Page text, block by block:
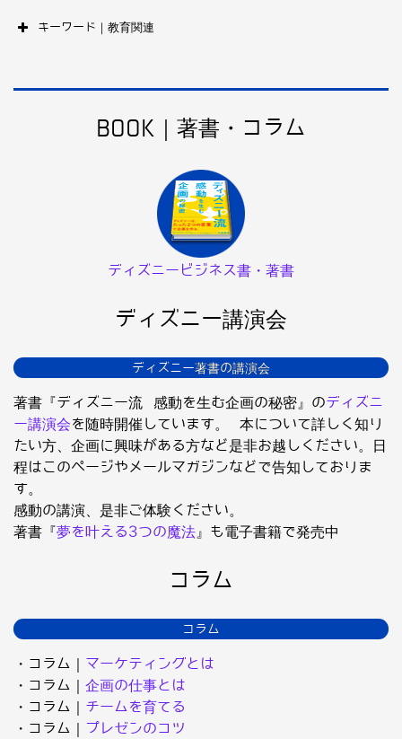
キーワード｜教育関連
BOOK｜著書・コラム
ディズニービジネス書・著書
ディズニー講演会
ディズニー著書の講演会
著書『ディズニー流 感動を生む企画の秘密』のディズニ
ー講演会を随時開催しています。 本について詳しく知り
たい方、企画に興味がある方など是非お越しください。日
程はこのページやメールマガジンなどで告知しておりま
す。
感動の講演、是非ご体験ください。
著書『夢を叶える3つの魔法』も電子書籍で発売中
コラム
コラム
・コラム｜ マーケティングとは
・コラム｜ 企画の仕事とは
・コラム｜ チームを育てる
・コラム｜ プレゼンのコツ